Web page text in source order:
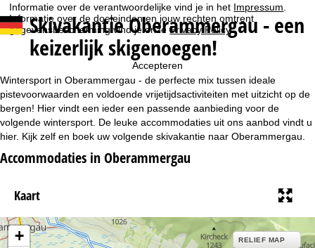
Informatie over de verantwoordelijke vind je in het Impressum
Informatie over de doeleinden en jouw rechten omtrent
gegevensbescherming vind je onzePrivacy Policy.
Accepteren
t
r
t
p
a
g
i
Skivakantie Oberammergau - een
keizerlijk skigenoegen!
Wintersport in Oberammergau - de perfecte mix tussen ideale
pistevoorwaarden en voldoende vrijetijdsactiviteiten met uitzicht op de
bergen! Hier vindt een ieder een passende aanbieding voor de
volgende wintersport. De leuke accommodaties uit ons aanbod vindt u
hier. Kijk zelf en boek uw volgende skivakantie naar Oberammergau.
Accommodaties in Oberammergau
Kaart
+ RELIEF MAP